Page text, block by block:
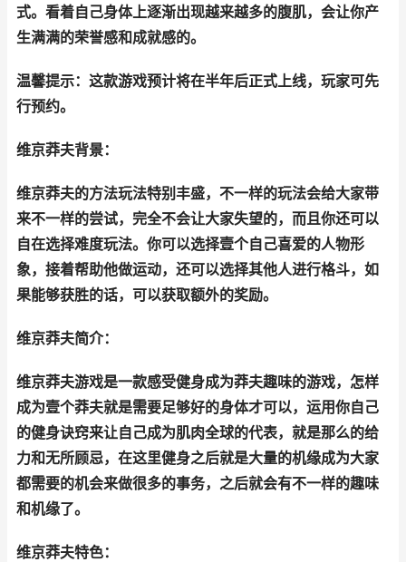
式。看着自己身体上逐渐出现越来越多的腹肌，会让你产
生满满的荣誉感和成就感的。
温馨提示：这款游戏预计将在半年后正式上线，玩家可先
行预约。
维京莽夫背景：
维京莽夫的方法玩法特别丰盛，不一样的玩法会给大家带
来不一样的尝试，完全不会让大家失望的，而且你还可以
自在选择难度玩法。你可以选择壹个自己喜爱的人物形
象，接着帮助他做运动，还可以选择其他人进行格斗，如
果能够获胜的话，可以获取额外的奖励。
维京莽夫简介：
维京莽夫游戏是一款感受健身成为莽夫趣味的游戏，怎样
成为壹个莽夫就是需要足够好的身体才可以，运用你自己
的健身诀窍来让自己成为肌肉全球的代表，就是那么的给
力和无所顾忌，在这里健身之后就是大量的机缘成为大家
都需要的机会来做很多的事务，之后就会有不一样的趣味
和机缘了。
维京莽夫特色：